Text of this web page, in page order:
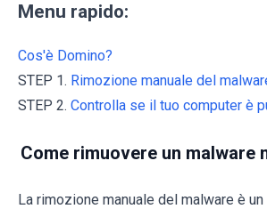
Menu rapido:
Cos'è Domino?
STEP 1. Rimozione manuale del
STEP 2. Controlla se il tuo computer è
Come rimuovere un malware
La rimozione manuale del malware è